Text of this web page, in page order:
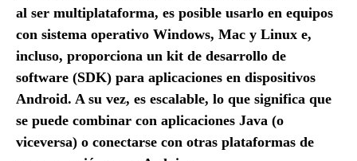
al ser multiplataforma, es posible usarlo en equipos
con sistema operativo Windows, Mac y Linux e,
incluso, proporciona un kit de desarrollo de
software (SDK) para aplicaciones en dispositivos
Android. A su vez, es escalable, lo que significa que
se puede combinar con aplicaciones Java (o
viceversa) o conectarse con otras plataformas de